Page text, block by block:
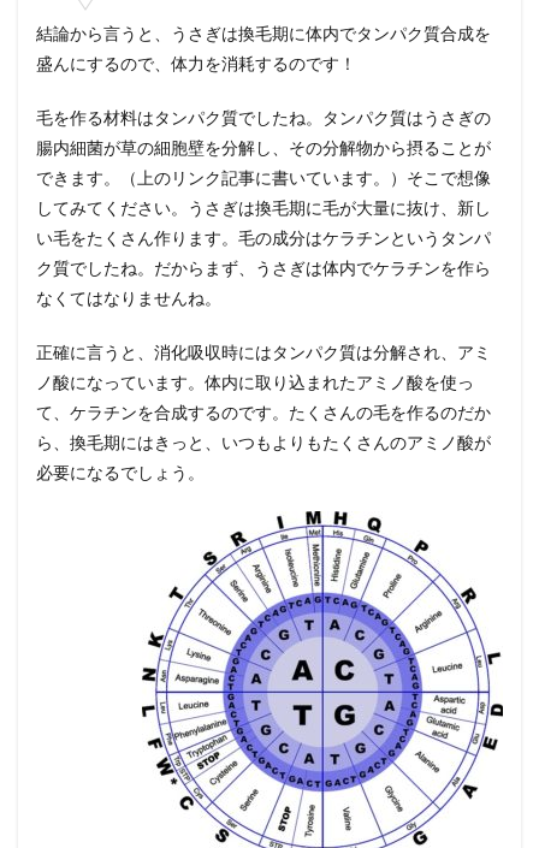
結論から言うと、うさぎは換毛期に体内でタンパク質合成を
盛んにするので、体力を消耗するのです！
毛を作る材料はタンパク質でしたね。タンパク質はうさぎの
腸内細菌が草の細胞壁を分解し、その分解物から摂ることが
できます。（上のリンク記事に書いています。）そこで想像
してみてください。うさぎは換毛期に毛が大量に抜け、新し
い毛をたくさん作ります。毛の成分はケラチンというタンパ
ク質でしたね。だからまず、うさぎは体内でケラチンを作ら
なくてはなりませんね。
正確に言うと、消化吸収時にはタンパク質は分解され、アミ
ノ酸になっています。体内に取り込まれたアミノ酸を使っ
て、ケラチンを合成するのです。たくさんの毛を作るのだか
ら、換毛期にはきっと、いつもよりもたくさんのアミノ酸が
必要になるでしょう。